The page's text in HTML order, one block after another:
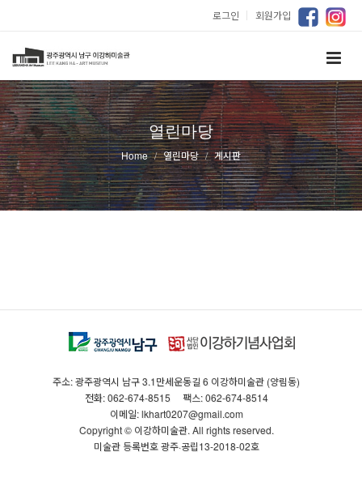
로그인 ｜ 회원가입
열린마당
Home 열린마당 게시판
주소: 광주광역시 남구 3.1만세운동길 6 이강하미술관 (양림동)
전화: 062-674-8515
팩스: 062-674-8514
이메일: lkhart0207@gmail.com
Copyright © 이강하미술관. All rights reserved.
미술관 등록번호 광주·공립13-2018-02호